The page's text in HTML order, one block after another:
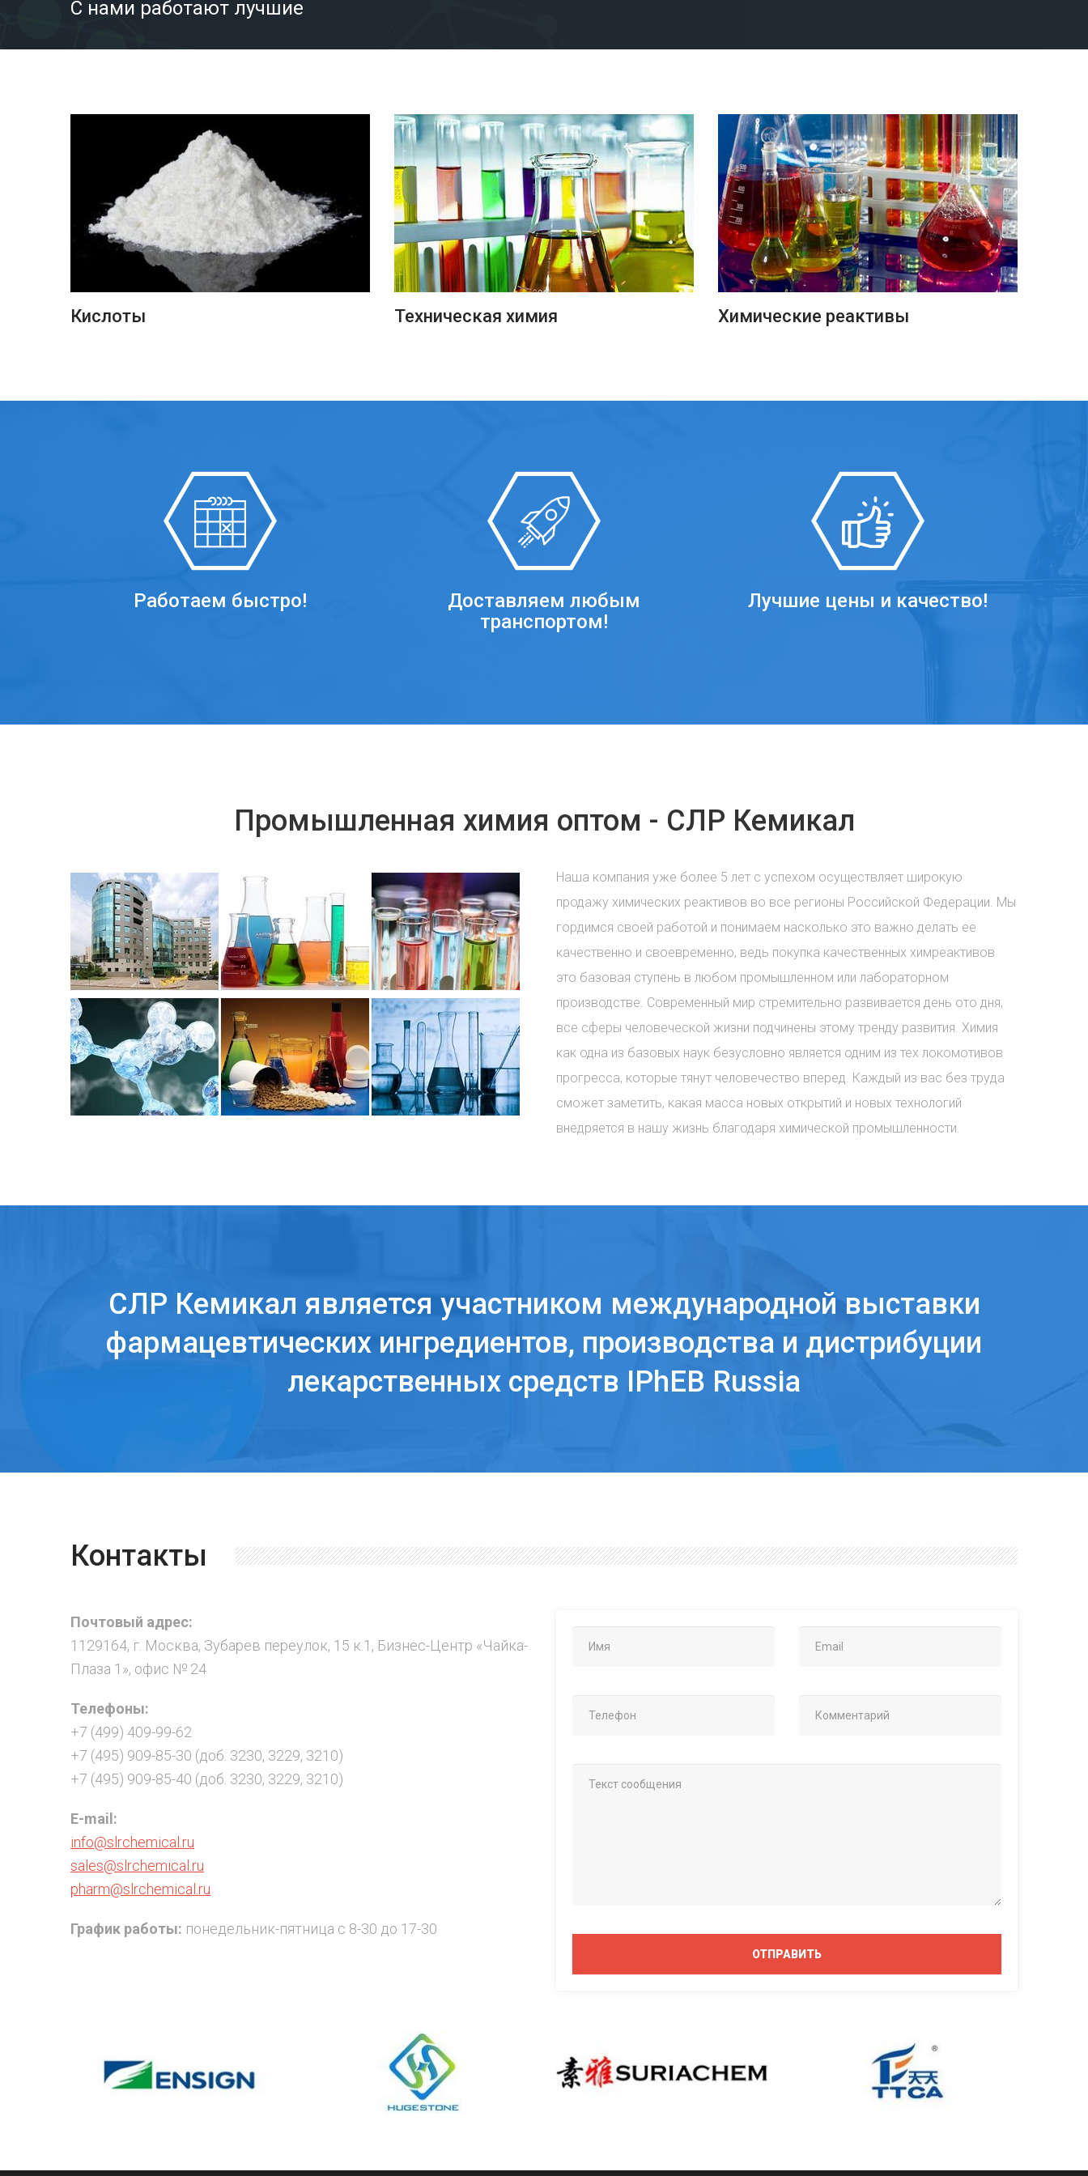
С нами работают лучшие
ПОДРОБНЕЕ
Кислоты
ПОДРОБНЕЕ
Техническая химия
ПОДРОБНЕЕ
Химические реактивы
Работаем быстро!
Доставляем любым
транспортом!
Лучшие цены и качество!
Промышленная химия оптом - СЛР Кемикал
Наша компания уже более 5 лет с успехом осуществляет широкую
продажу химических реактивов во все регионы Российской Федерации. Мы
гордимся своей работой и понимаем насколько это важно делать ее
качественно и своевременно, ведь покупка качественных химреактивов
это базовая ступень в любом промышленном или лабораторном
производстве. Современный мир стремительно развивается день ото дня,
все сферы человеческой жизни подчинены этому тренду развития. Химия
как одна из базовых наук безусловно является одним из тех локомотивов
прогресса, которые тянут человечество вперед. Каждый из вас без труда
сможет заметить, какая масса новых открытий и новых технологий
внедряется в нашу жизнь благодаря химической промышленности.
СЛР Кемикал является участником международной выставки
фармацевтических ингредиентов, производства и дистрибуции
лекарственных средств IPhEB Russia
Контакты
Почтовый адрес:
1129164, г. Москва, Зубарев переулок, 15 к.1, Бизнес-Центр «Чайка-
Плаза 1», офис № 24
Телефоны:
+7 (499) 409-99-62
+7 (495) 909-85-30 (доб. 3230, 3229, 3210)
+7 (495) 909-85-40 (доб. 3230, 3229, 3210)
E-mail:
info@slrchemical.ru
sales@slrchemical.ru
pharm@slrchemical.ru
График работы: понедельник-пятница с 8-30 до 17-30
ОТПРАВИТЬ